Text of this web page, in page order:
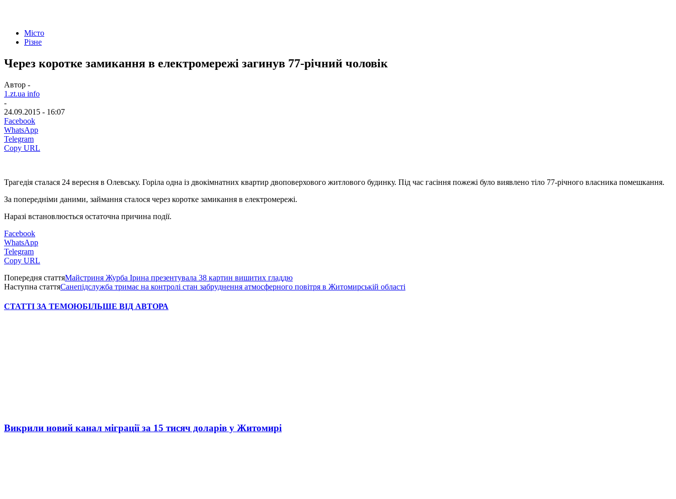
Місто
Різне
Через коротке замикання в електромережі загинув 77-річний чоловік
Автор -
1.zt.ua info
-
24.09.2015 - 16:07
Facebook
WhatsApp
Telegram
Copy URL
Трагедія сталася 24 вересня в Олевську. Горіла одна із двокімнатних квартир двоповерхового житлового будинку. Під час гасіння пожежі було виявлено тіло 77-річного власника помешкання.
За попередніми даними, займання сталося через коротке замикання в електромережі.
Наразі встановлюється остаточна причина події.
Facebook
WhatsApp
Telegram
Copy URL
Попередня статтяМайстриня Журба Ірина презентувала 38 картин вишитих гладдю
Наступна статтяСанепідслужба тримає на контролі стан забруднення атмосферного повітря в Житомирській області
СТАТТІ ЗА ТЕМОЮБІЛЬШЕ ВІД АВТОРА
Викрили новий канал міграції за 15 тисяч доларів у Житомирі